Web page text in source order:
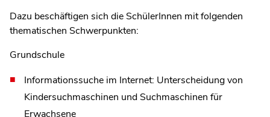
Dazu beschäftigen sich die SchülerInnen mit folgenden
thematischen Schwerpunkten:
Grundschule
Informationssuche im Internet: Unterscheidung von
Kindersuchmaschinen und Suchmaschinen für
Erwachsene